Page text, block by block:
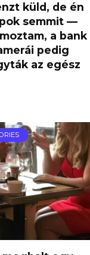
küld, de én
semmit —
a bank
pedig
az egész